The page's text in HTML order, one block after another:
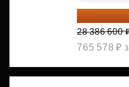
25 264
28 386 600
765 578 ₽